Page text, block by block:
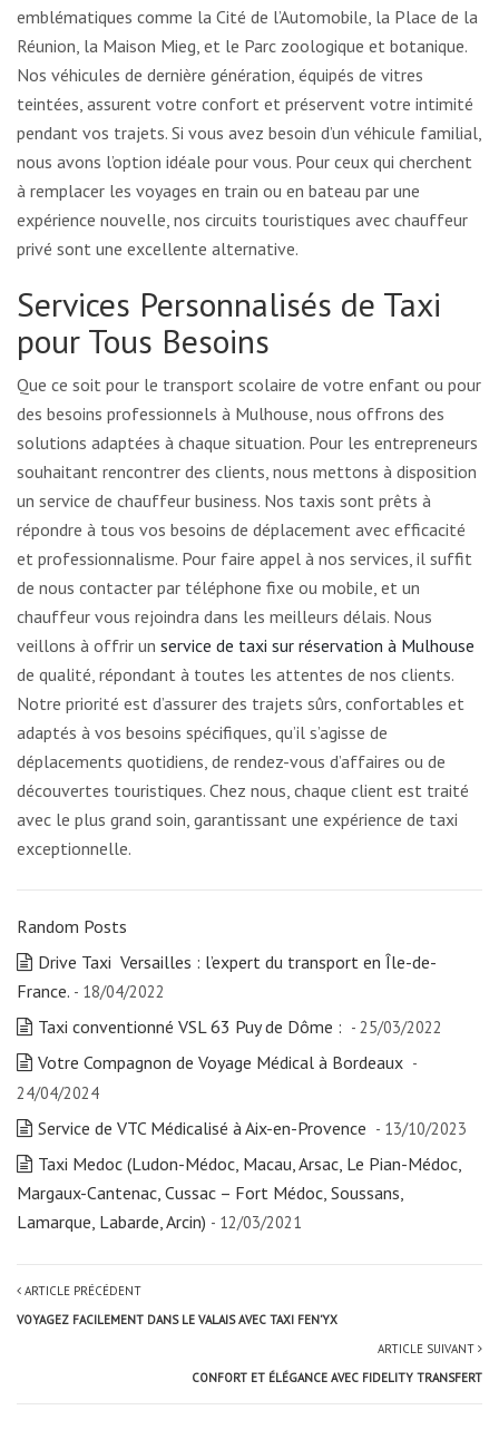
emblématiques comme la Cité de l’Automobile, la Place de la
Réunion, la Maison Mieg, et le Parc zoologique et botanique.
Nos véhicules de dernière génération, équipés de vitres
teintées, assurent votre confort et préservent votre intimité
pendant vos trajets. Si vous avez besoin d’un véhicule familial,
nous avons l’option idéale pour vous. Pour ceux qui cherchent
à remplacer les voyages en train ou en bateau par une
expérience nouvelle, nos circuits touristiques avec chauffeur
privé sont une excellente alternative.
Services Personnalisés de Taxi
pour Tous Besoins
Que ce soit pour le transport scolaire de votre enfant ou pour
des besoins professionnels à Mulhouse, nous offrons des
solutions adaptées à chaque situation. Pour les entrepreneurs
souhaitant rencontrer des clients, nous mettons à disposition
un service de chauffeur business. Nos taxis sont prêts à
répondre à tous vos besoins de déplacement avec efficacité
et professionnalisme. Pour faire appel à nos services, il suffit
de nous contacter par téléphone fixe ou mobile, et un
chauffeur vous rejoindra dans les meilleurs délais. Nous
veillons à offrir un service de taxi sur réservation à Mulhouse
de qualité, répondant à toutes les attentes de nos clients.
Notre priorité est d’assurer des trajets sûrs, confortables et
adaptés à vos besoins spécifiques, qu’il s’agisse de
déplacements quotidiens, de rendez-vous d’affaires ou de
découvertes touristiques. Chez nous, chaque client est traité
avec le plus grand soin, garantissant une expérience de taxi
exceptionnelle.
Random Posts
Drive Taxi Versailles : l’expert du transport en Île-de-
France. - 18/04/2022
Taxi conventionné VSL 63 Puy de Dôme : - 25/03/2022
Votre Compagnon de Voyage Médical à Bordeaux -
24/04/2024
Service de VTC Médicalisé à Aix-en-Provence - 13/10/2023
Taxi Medoc (Ludon-Médoc, Macau, Arsac, Le Pian-Médoc,
Margaux-Cantenac, Cussac – Fort Médoc, Soussans,
Lamarque, Labarde, Arcin) - 12/03/2021
ARTICLE PRÉCÉDENT
VOYAGEZ FACILEMENT DANS LE VALAIS AVEC TAXI FEN’YX
ARTICLE SUIVANT
CONFORT ET ÉLÉGANCE AVEC FIDELITY TRANSFERT